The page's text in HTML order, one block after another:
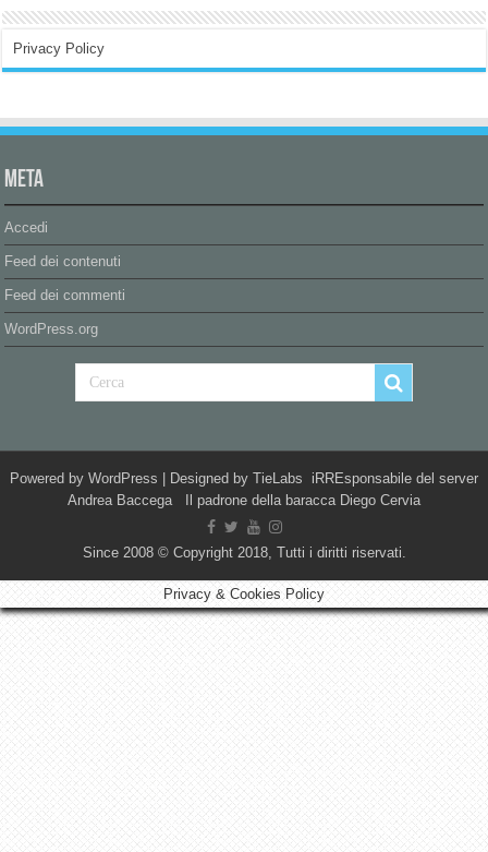
Privacy Policy
Meta
Accedi
Feed dei contenuti
Feed dei commenti
WordPress.org
Powered by WordPress | Designed by TieLabs iRREsponsabile del server
Andrea Baccega Il padrone della baracca Diego Cervia
Since 2008 © Copyright 2018, Tutti i diritti riservati.
Privacy & Cookies Policy